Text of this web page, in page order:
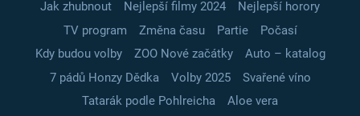
Jak zhubnout Nejlepší filmy 2024
Nejlepší horory
TV program
Změna času Partie
Počasí
Kdy budou volby
ZOO Nové začátky
Auto – katalog
7 pádů Honzy Dědka
Volby 2025
Svařené víno
Tatarák podle Pohlreicha
Aloe vera